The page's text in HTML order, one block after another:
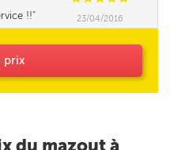
!!
23/04/2016
prix
du mazout à